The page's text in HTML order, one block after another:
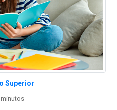
Superior